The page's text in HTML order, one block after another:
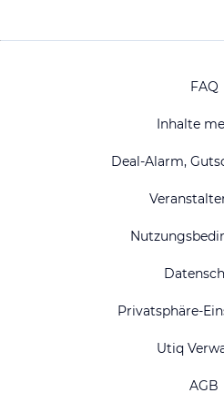
FAQ
Inhalte
Deal-Alarm,
Privatsphäre-
Utiq
AGB